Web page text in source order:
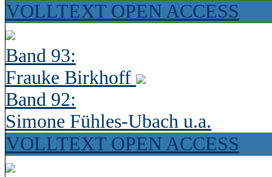
VOLLTEXT OPEN ACCESS
Band 93:
Frauke Birkhoff
Band 92:
Simone Fühles-Ubach u.a.
VOLLTEXT OPEN ACCESS